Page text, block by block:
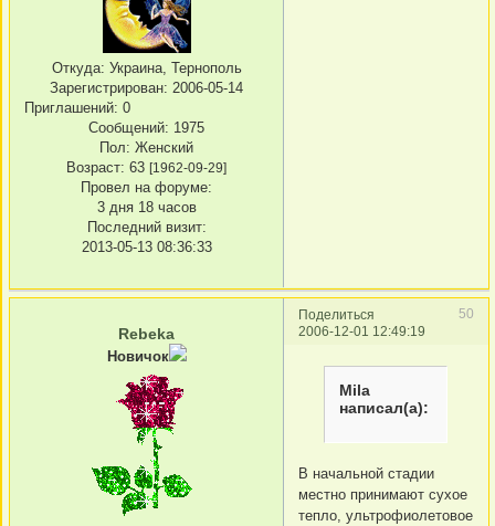
Откуда: Украина, Тернополь
Зарегистрирован: 2006-05-14
Приглашений: 0
Сообщений: 1975
Пол: Женский
Возраст: 63 [1962-09-29]
Провел на форуме:
3 дня 18 часов
Последний визит:
2013-05-13 08:36:33
Поделиться
50
2006-12-01 12:49:19
Rebeka
Новичок
Mila
написал(а):
В начальной стадии
местно принимают сухое
тепло, ультрофиолетовое